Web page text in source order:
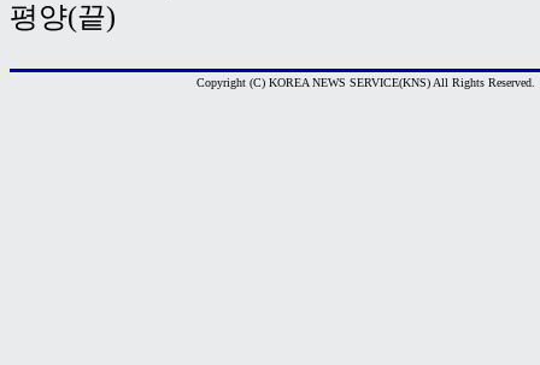
평양(끝)
Copyright (C) KOREA NEWS SERVICE(KNS) All Rights Reserved.